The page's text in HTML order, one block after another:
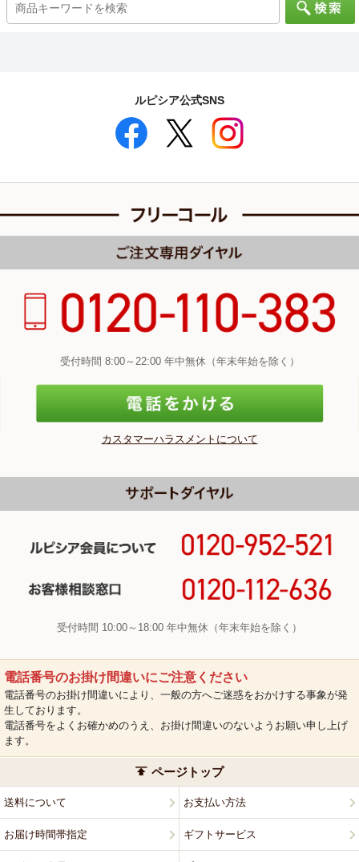
ルピシア公式SNS
受付時間 8:00～22:00 年中無休（年末年始を除く）
カスタマーハラスメントについて
受付時間 10:00～18:00 年中無休（年末年始を除く）
電話番号のお掛け間違いにご注意ください
電話番号のお掛け間違いにより、一般の方へご迷惑をおかけする事象が発
生しております。
電話番号をよくお確かめのうえ、お掛け間違いのないようお願い申し上げ
ます。
ページトップ
送料について お支払い方法
お届け時間帯指定 ギフトサービス